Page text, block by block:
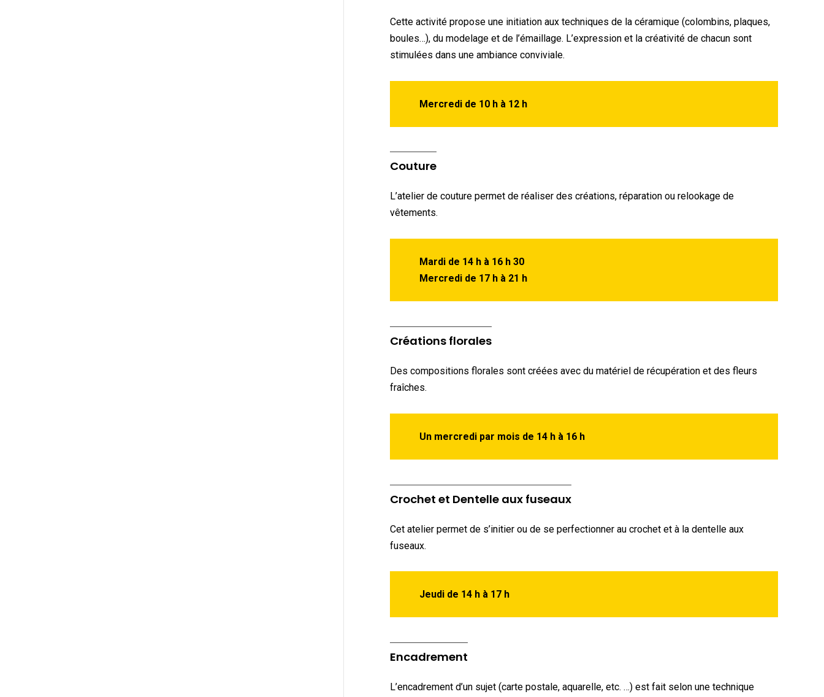
Cette activité propose une initiation aux techniques de la céramique (colombins, plaques,
boules…), du modelage et de l’émaillage. L’expression et la créativité de chacun sont
stimulées dans une ambiance conviviale.
Mercredi de 10 h à 12 h
Couture
L’atelier de couture permet de réaliser des créations, réparation ou relookage de
vêtements.
Mardi de 14 h à 16 h 30
Mercredi de 17 h à 21 h
Créations florales
Des compositions florales sont créées avec du matériel de récupération et des fleurs
fraîches.
Un mercredi par mois de 14 h à 16 h
Crochet et Dentelle aux fuseaux
Cet atelier permet de s’initier ou de se perfectionner au crochet et à la dentelle aux
fuseaux.
Jeudi de 14 h à 17 h
Encadrement
L’encadrement d’un sujet (carte postale, aquarelle, etc. …) est fait selon une technique